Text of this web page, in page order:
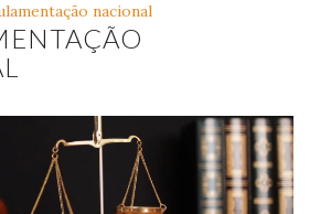
nacional